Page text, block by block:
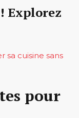
Explorez
sa cuisine sans
pour